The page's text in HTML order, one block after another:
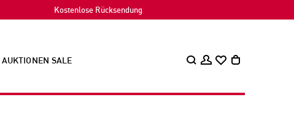
Kostenlose Rücksendung
AUKTIONEN SALE